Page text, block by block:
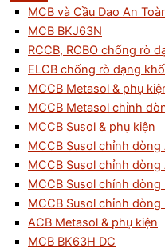
MCB và Cầu Dao An
MCB BKJ63N
RCCB, RCBO chống rò
ELCB chống rò dạng
MCCB Metasol & phụ
MCCB Metasol chỉnh
MCCB Susol & phụ kiện
MCCB Susol chỉnh dòng
MCCB Susol chỉnh dòng
MCCB Susol chỉnh dòng
MCCB Susol chỉnh dòng
ACB Metasol & phụ kiện
MCB BK63H DC